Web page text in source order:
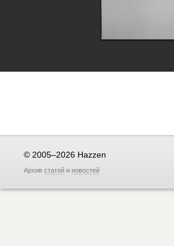
© 2005–2026 Hazzen
Архив статей и новостей